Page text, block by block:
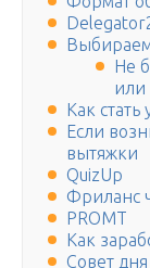
Не
или
Как
Если
вытяжки
QuizUp
Фриланс
PROMT
Как
Совет